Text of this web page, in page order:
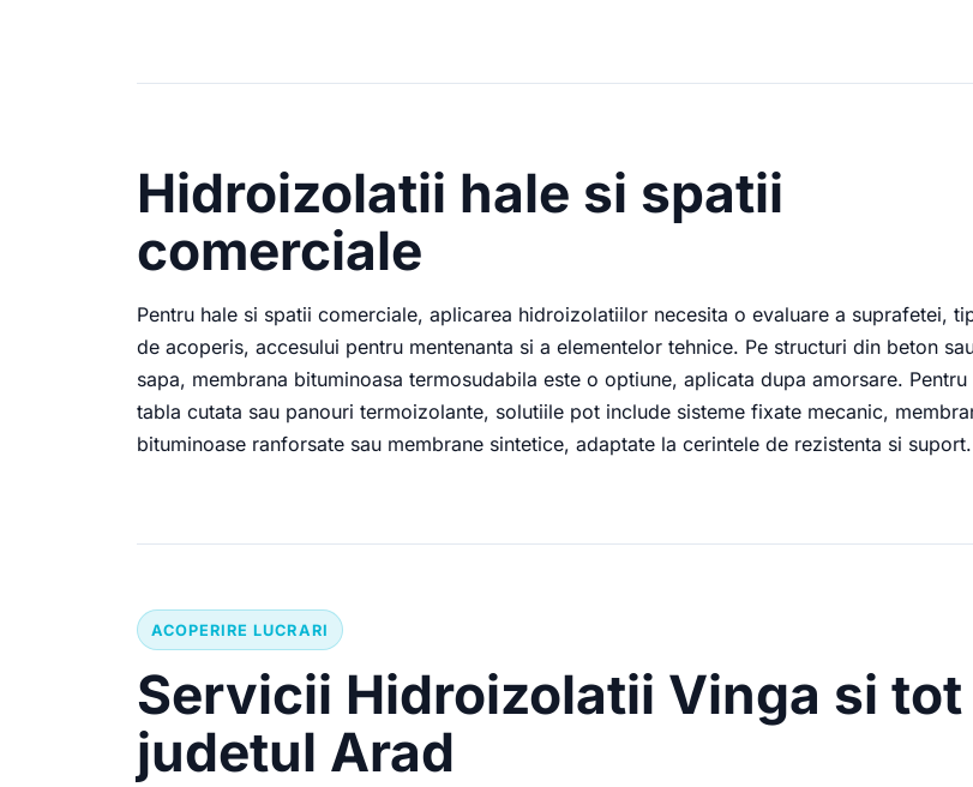
Hidroizolatii hale si spatii
comerciale
Pentru hale si spatii comerciale, aplicarea hidroizolatiilor necesita o evaluare a suprafetei,
de acoperis, accesului pentru mentenanta si a elementelor tehnice. Pe structuri din beton
sapa, membrana bituminoasa termosudabila este o optiune, aplicata dupa amorsare. Pentru
tabla cutata sau panouri termoizolante, solutiile pot include sisteme fixate mecanic,
bituminoase ranforsate sau membrane sintetice, adaptate la cerintele de rezistenta si suport.
ACOPERIRE LUCRARI
Servicii Hidroizolatii Vinga si tot
judetul Arad